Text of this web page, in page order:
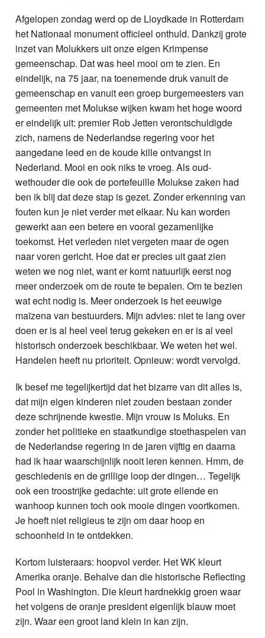
Afgelopen zondag werd op de Lloydkade in Rotterdam
het Nationaal monument officieel onthuld. Dankzij grote
inzet van Molukkers uit onze eigen Krimpense
gemeenschap. Dat was heel mooi om te zien. En
eindelijk, na 75 jaar, na toenemende druk vanuit de
gemeenschap en vanuit een groep burgemeesters van
gemeenten met Molukse wijken kwam het hoge woord
er eindelijk uit: premier Rob Jetten verontschuldigde
zich, namens de Nederlandse regering voor het
aangedane leed en de koude kille ontvangst in
Nederland. Mooi en ook niks te vroeg. Als oud-
wethouder die ook de portefeuille Molukse zaken had
ben ik blij dat deze stap is gezet. Zonder erkenning van
fouten kun je niet verder met elkaar. Nu kan worden
gewerkt aan een betere en vooral gezamenlijke
toekomst. Het verleden niet vergeten maar de ogen
naar voren gericht. Hoe dat er precies uit gaat zien
weten we nog niet, want er komt natuurlijk eerst nog
meer onderzoek om de route te bepalen. Om te bezien
wat echt nodig is. Meer onderzoek is het eeuwige
maïzena van bestuurders. Mijn advies: niet te lang over
doen er is al heel veel terug gekeken en er is al veel
historisch onderzoek beschikbaar. We weten het wel.
Handelen heeft nu prioriteit. Opnieuw: wordt vervolgd.
Ik besef me tegelijkertijd dat het bizarre van dit alles is,
dat mijn eigen kinderen niet zouden bestaan zonder
deze schrijnende kwestie. Mijn vrouw is Moluks. En
zonder het politieke en staatkundige stoethaspelen van
de Nederlandse regering in de jaren vijftig en daarna
had ik haar waarschijnlijk nooit leren kennen. Hmm, de
geschiedenis en de grillige loop der dingen… Tegelijk
ook een troostrijke gedachte: uit grote ellende en
wanhoop kunnen toch ook mooie dingen voortkomen.
Je hoeft niet religieus te zijn om daar hoop en
schoonheid in te ontdekken.
Kortom luisteraars: hoopvol verder. Het WK kleurt
Amerika oranje. Behalve dan die historische Reflecting
Pool in Washington. Die kleurt hardnekkig groen waar
het volgens de oranje president eigenlijk blauw moet
zijn. Waar een groot land klein in kan zijn.